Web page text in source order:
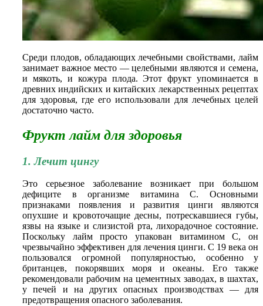
Среди плодов, обладающих лечебными свойствами, лайм
занимает важное место — целебными являются и семена,
и мякоть, и кожура плода. Этот фрукт упоминается в
древних индийских и китайских лекарственных рецептах
для здоровья, где его использовали для лечебных целей
достаточно часто.
Фрукт лайм для здоровья
1. Лечит цингу
Это серьезное заболевание возникает при большом
дефиците в организме витамина С. Основными
признаками появления и развития цинги являются
опухшие и кровоточащие десны, потрескавшиеся губы,
язвы на языке и слизистой рта, лихорадочное состояние.
Поскольку лайм просто упакован витамином С, он
чрезвычайно эффективен для лечения цинги. С 19 века он
пользовался огромной популярностью, особенно у
британцев, покорявших моря и океаны. Его также
рекомендовали рабочим на цементных заводах, в шахтах,
у печей и на других опасных производствах — для
предотвращения опасного заболевания.